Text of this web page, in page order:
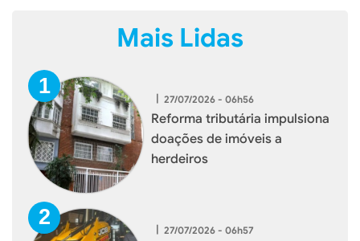
Mais Lidas
| 27/07/2026 - 06h56
Reforma tributária impulsiona
doações de imóveis a
herdeiros
| 27/07/2026 - 06h57